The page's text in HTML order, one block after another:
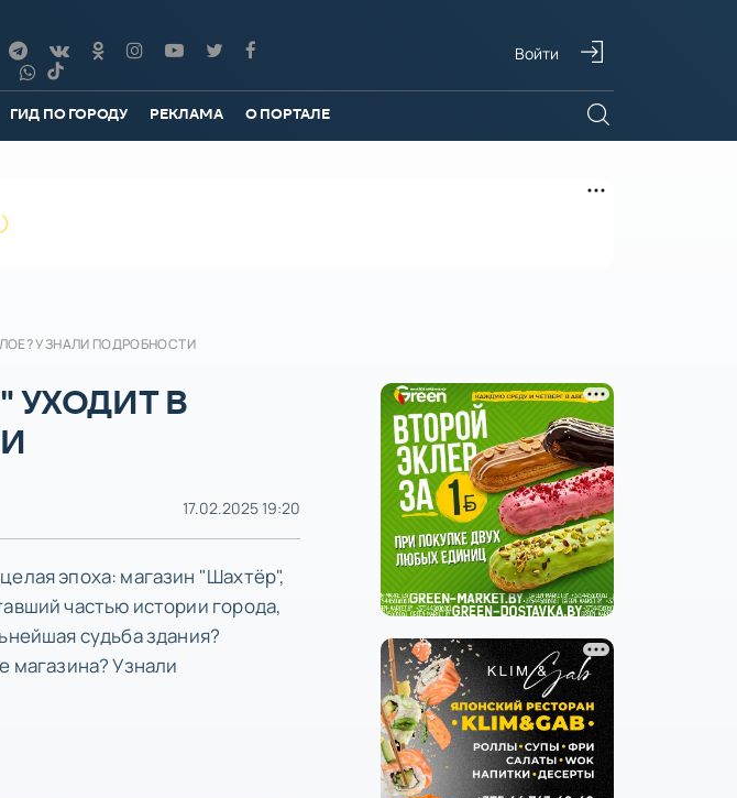
Войти
ГИД ПО ГОРОДУ РЕКЛАМА О ПОРТАЛЕ
УЗНАЛИ ПОДРОБНОСТИ
УХОДИТ В
17.02.2025 19:20
эпоха: магазин "Шахтёр",
частью истории города,
судьба здания?
магазина? Узнали